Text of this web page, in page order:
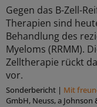
Gegen das B-Zell-
Therapien sind
Behandlung des
Myeloms (RRMM).
Zelltherapie rückt
vor.
Sonderbericht | Mit
GmbH, Neuss, a